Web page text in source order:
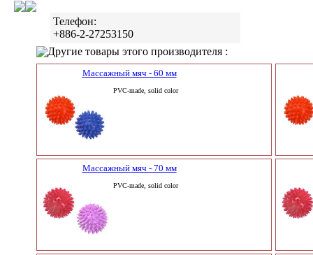
Телефон:
+886-2-27253150
Другие товары этого производителя :
Массажный мяч - 60 мм
PVC-made, solid color
Массажный мяч - 70 мм
PVC-made, solid color